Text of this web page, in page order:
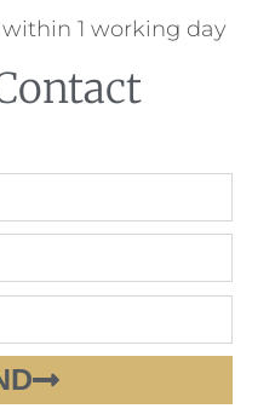
1 working day